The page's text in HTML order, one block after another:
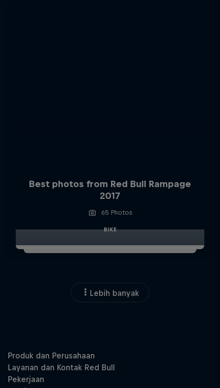
Best photos from Red Bull Rampage
2017
65 Photos
BIKE
Lebih banyak